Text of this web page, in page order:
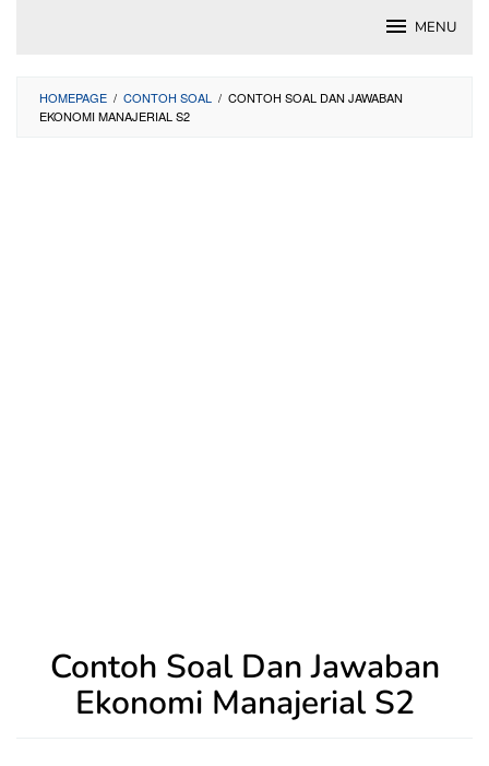
MENU
HOMEPAGE / CONTOH SOAL / CONTOH SOAL DAN JAWABAN
EKONOMI MANAJERIAL S2
Contoh Soal Dan Jawaban
Ekonomi Manajerial S2